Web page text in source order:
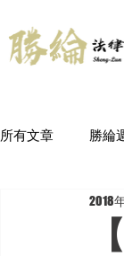
所有文章 勝綸
2018